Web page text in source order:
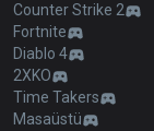
Counter Strike 2
Fortnite
Diablo 4
2XKO
Time Takers
Masaüstü